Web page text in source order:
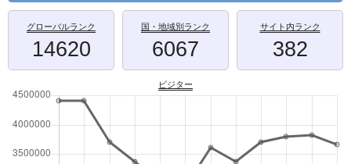
グローバルランク
14620
国・地域別ランク
6067
サイト内ランク
382
ビジター